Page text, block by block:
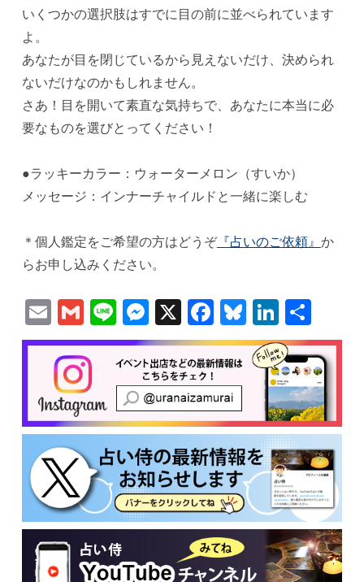
いくつかの選択肢はすでに目の前に並べられています
よ。
あなたが目を閉じているから見えないだけ、決められ
ないだけなのかもしれません。
さあ！目を開いて素直な気持ちで、あなたに本当に必
要なものを選びとってください！
●ラッキーカラー：ウォーターメロン（すいか）
メッセージ：インナーチャイルドと一緒に楽しむ
＊個人鑑定をご希望の方はどうぞ『占いのご依頼』 か
らお申し込みください。
EmailGmail
LineMessenger
X Facebook
Bluesky
共
有